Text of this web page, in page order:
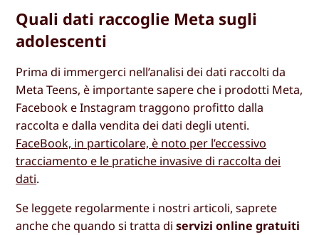
Quali dati raccoglie Meta sugli
adolescenti
Prima di immergerci nell’analisi dei dati raccolti da
Meta Teens, è importante sapere che i prodotti Meta,
Facebook e Instagram traggono profitto dalla
raccolta e dalla vendita dei dati degli utenti.
FaceBook, in particolare, è noto per l’eccessivo
tracciamento e le pratiche invasive di raccolta dei
dati.
Se leggete regolarmente i nostri articoli, saprete
anche che quando si tratta diservizi online gratuiti